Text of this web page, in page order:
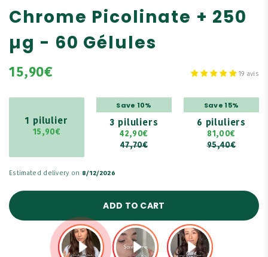
Chrome Picolinate + 250
µg - 60 Gélules
15,90€ 19 avis
1 pilulier
15,90€
3 piluliers
Save 10%
42,90€
47,70€
6 piluliers
Save 15%
81,00€
95,40€
Estimated delivery on 8/12/2026
ADD TO CART